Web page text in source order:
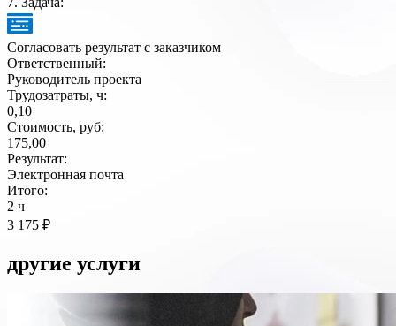
Согласовать результат с заказчиком
Ответственный:
Руководитель проекта
Трудозатраты, ч:
0,10
Стоимость, руб:
175,00
Результат:
Электронная почта
Итого:
2 ч
3 175 ₽
другие услуги